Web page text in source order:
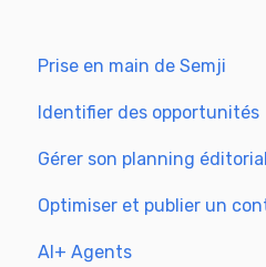
Prise en main de Semji
Créer son compte et se
Identifier des opportunités
Identifier des
Explorer vos pages dans
Gérer son planning éditorial
Adapter le planning à
Optimiser et publier un
Préparer & rédiger
AI+ Agents